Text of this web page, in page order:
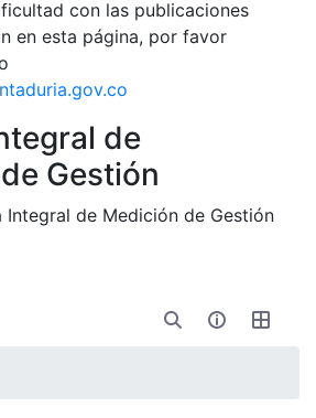
con las publicaciones
en esta página, por favor
de
Gestión
Integral de Medición de Gestión